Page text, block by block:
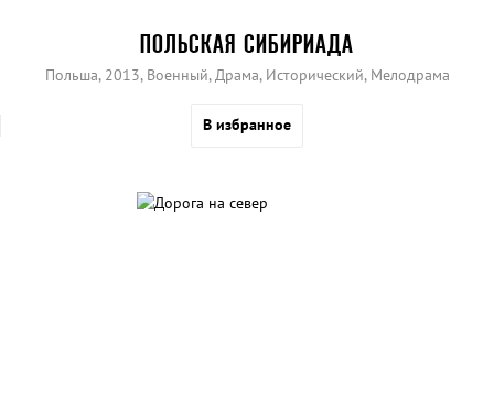
ПОЛЬСКАЯ СИБИРИАДА
Польша, 2013, Военный, Драма, Исторический, Мелодрама
В избранное